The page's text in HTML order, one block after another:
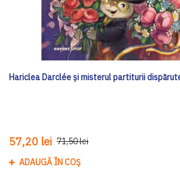
Hariclea Darclée și misterul partiturii
57,20 lei 71,50 lei
ADAUGĂ ÎN COȘ